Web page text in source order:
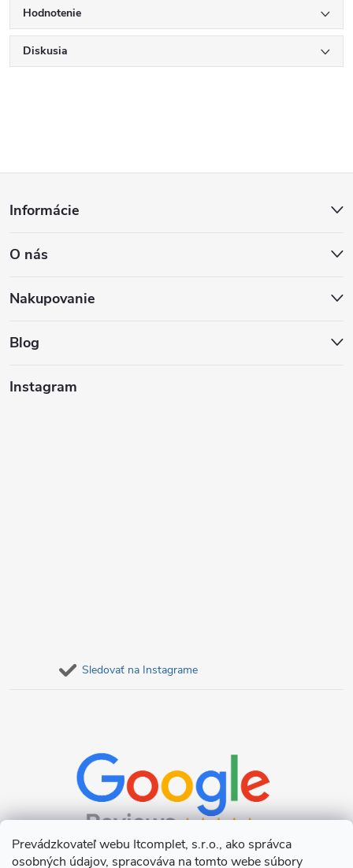
Prevádzkovateľ webu Itcomplet, s.r.o., ako správca
osobných údajov, spracováva na tomto webe súbory
Hodnotenie
Diskusia
p
ä
Informácie
O nás
Nakupovanie
Blog
Instagram
Sledovať na Instagrame